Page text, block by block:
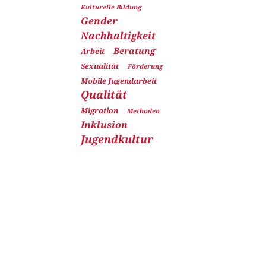
Kulturelle Bildung
Gender
Nachhaltigkeit
Arbeit Beratung
Sexualität Förderung
Mobile Jugendarbeit
Qualität
Migration Methoden
Inklusion
Jugendkultur